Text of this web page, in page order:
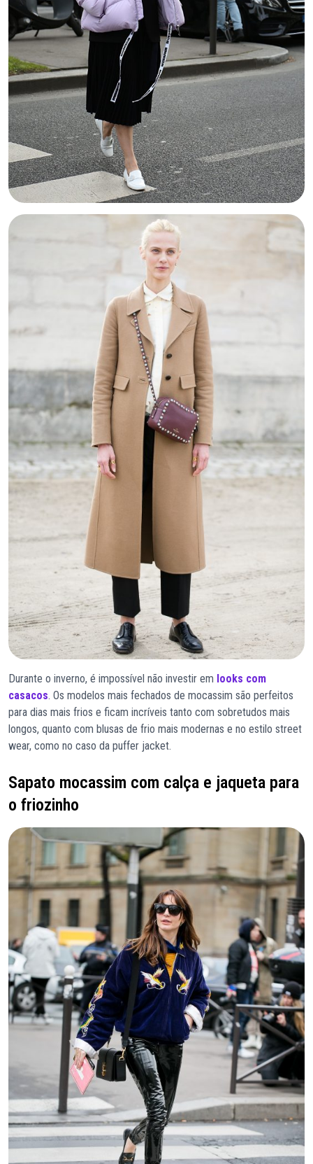
Durante o inverno, é impossível não investir em looks com
casacos. Os modelos mais fechados de mocassim são perfeitos
para dias mais frios e ficam incríveis tanto com sobretudos mais
longos, quanto com blusas de frio mais modernas e no estilo street
wear, como no caso da puffer jacket.
Sapato mocassim com calça e jaqueta para
o friozinho